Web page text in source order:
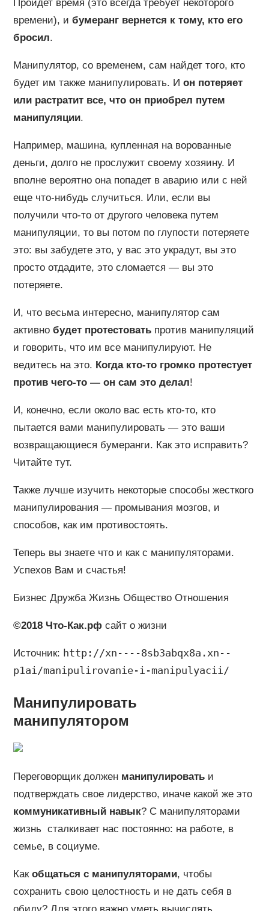
Пройдет время (это всегда требует некоторого
времени), и бумеранг вернется к тому, кто его
бросил.
Манипулятор, со временем, сам найдет того, кто
будет им также манипулировать. И он потеряет
или растратит все, что он приобрел путем
манипуляции.
Например, машина, купленная на ворованные
деньги, долго не прослужит своему хозяину. И
вполне вероятно она попадет в аварию или с ней
еще что-нибудь случиться. Или, если вы
получили что-то от другого человека путем
манипуляции, то вы потом по глупости потеряете
это: вы забудете это, у вас это украдут, вы это
просто отдадите, это сломается — вы это
потеряете.
И, что весьма интересно, манипулятор сам
активно будет протестоватьпротив манипуляций
и говорить, что им все манипулируют. Не
ведитесь на это. Когда кто-то громко протестует
против чего-то — он сам это делал!
И, конечно, если около вас есть кто-то, кто
пытается вами манипулировать — это ваши
возвращающиеся бумеранги. Как это исправить?
Читайте тут.
Также лучше изучить некоторые способы жесткого
манипулирования — промывания мозгов, и
способов, как им противостоять.
Теперь вы знаете что и как с манипуляторами.
Успехов Вам и счастья!
Бизнес Дружба Жизнь Общество Отношения
©2018 Что-Как.рф сайт о жизни
Источник: http://xn----8sb3abqx8a.xn--
p1ai/manipulirovanie-i-manipulyacii/
Манипулировать
манипулятором
Переговорщик должен манипулироватьи
подтверждать свое лидерство, иначе какой же это
коммуникативный навык? С манипуляторами
жизнь сталкивает нас постоянно: на работе, в
семье, в социуме.
Как общаться с манипуляторами, чтобы
сохранить свою целостность и не дать себя в